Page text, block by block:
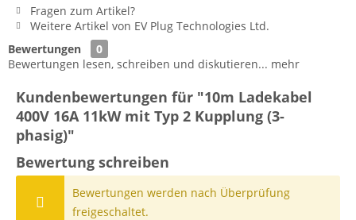
Fragen zum Artikel?
Weitere Artikel von EV Plug Technologies Ltd.
Bewertungen
0
Bewertungen lesen, schreiben und diskutieren... mehr
Kundenbewertungen für "10m Ladekabel
400V 16A 11kW mit Typ 2 Kupplung (3-
phasig)"
Bewertung schreiben
Bewertungen werden nach Überprüfung
freigeschaltet.